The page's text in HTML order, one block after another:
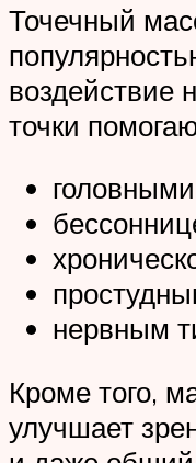
Точечный
воздействие
точки
нервным
Кроме того,
улучшает